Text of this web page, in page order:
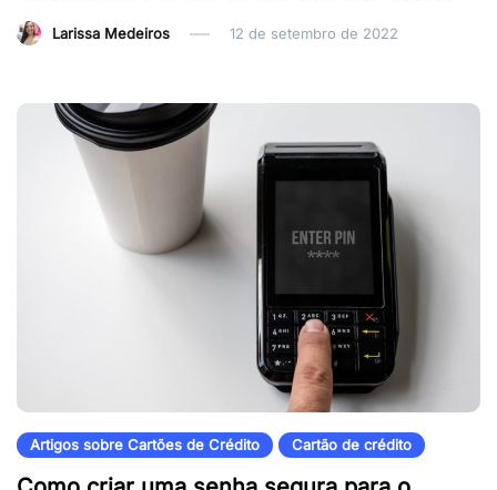
Larissa Medeiros 12 de setembro de 2022
Artigos sobre Cartões de Crédito Cartão de crédito